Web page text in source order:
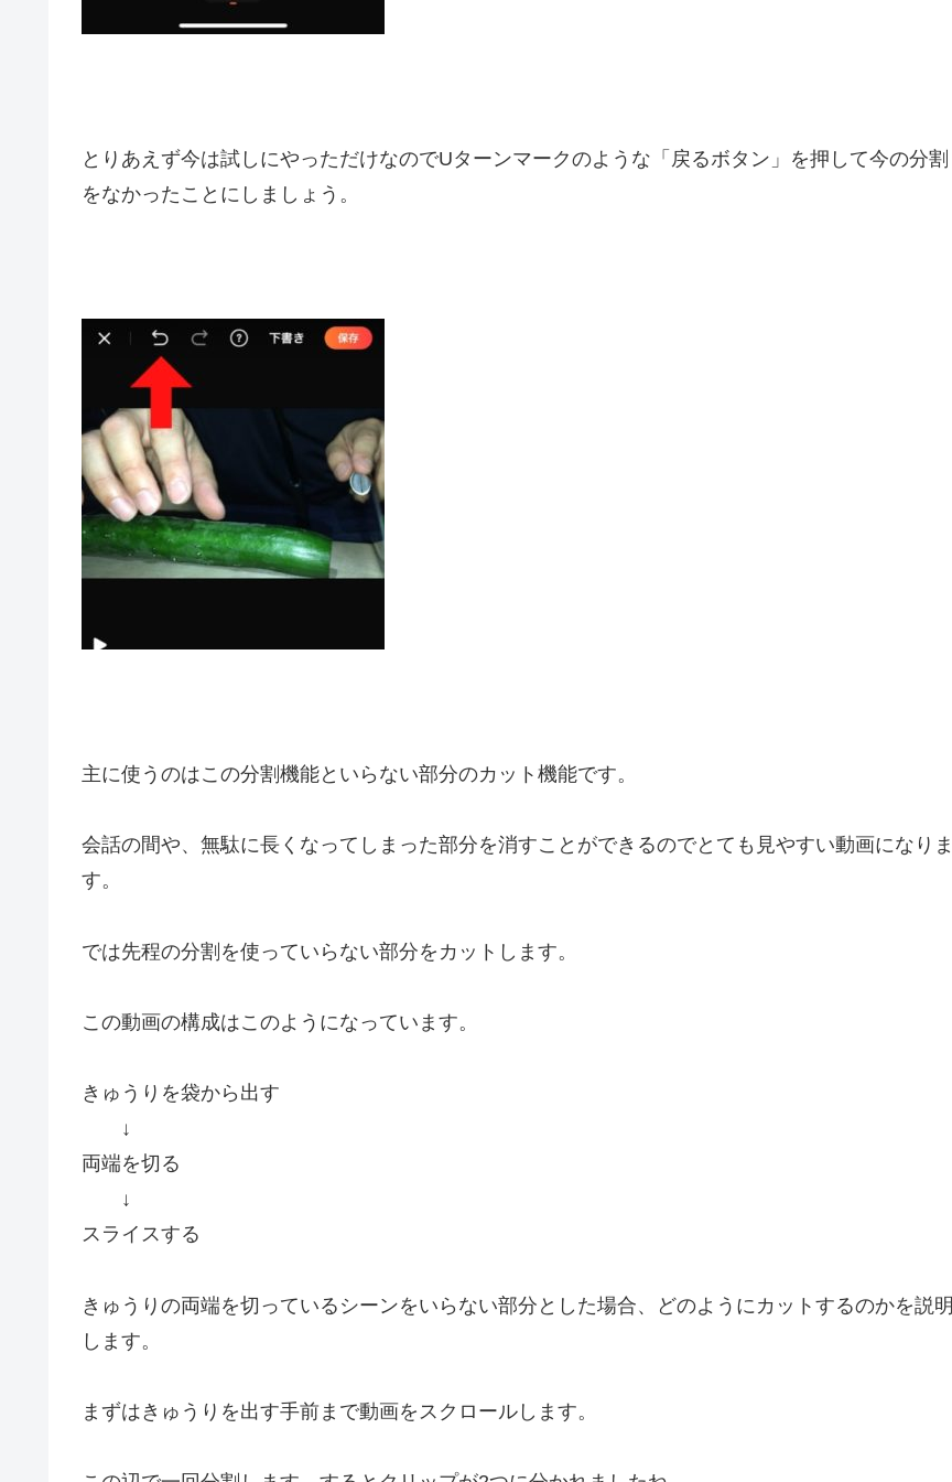
とりあえず今は試しにやっただけなのでUターンマークのような 「戻るボタン」 を押して今の分割
をなかったことにしましょう。
主に使うのはこの分割機能といらない部分のカット機能です。
会話の間や、無駄に長くなってしまった部分を消すことができるのでとても見やすい動画になりま
す。
では先程の分割を使っていらない部分をカットします。
この動画の構成はこのようになっています。
きゅうりを袋から出す
↓
両端を切る
↓
スライスする
きゅうりの両端を切っているシーンをいらない部分とした場合、どのようにカットするのかを説明
します。
まずはきゅうりを出す手前まで動画をスクロールします。